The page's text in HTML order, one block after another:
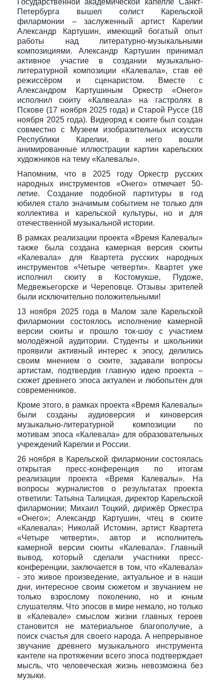
Государственной академической капелле Санкт-
Петербурга вышел солист Карельской
филармонии – заслуженный артист Карелии
Александр Картушин, имеющий богатый опыт
работы над литературно-музыкальными
композициями. Александр Картушин принимал
активное участие в создании музыкально-
литературной композиции «Калевала», став её
режиссёром и сценаристом. Вместе с
Александром Картушиным Оркестр «Онего»
исполнил сюиту «Калвеала» на гастролях в
Пскове (17 ноября 2025 года) и Старой Руссе (18
ноября 2025 года). Видеоряд к сюите был создан
совместно с Музеем изобразительных искусств
Республики Карелии, в него вошли
анимированные иллюстрации картин карельских
художников на тему «Калевалы».
Напомним, что в 2025 году Оркестр русских
народных инструментов «Онего» отмечает 50-
летие. Создание подобной партитуры в год
юбилея стало значимым событием не только для
коллектива и карельской культуры, но и для
отечественной музыкальной истории.
В рамках реализации проекта «Время Калевалы»
также была создана камерная версия сюиты
«Калевала» для Квартета русских народных
инструментов «Четыре четверти». Квартет уже
исполнил сюиту в Костомукше, Пудоже,
Медвежьегорске и Череповце. Отзывы зрителей
были исключительно положительными!
13 ноября 2025 года в Малом зале Карельской
филармонии состоялось исполнение камерной
версии сюиты и прошло ток-шоу с участием
молодёжной аудитории. Студенты и школьники
проявили активный интерес к эпосу, делились
своим мнением о сюите, задавали вопросы
артистам, подтвердив главную идею проекта –
сюжет древнего эпоса актуален и любопытен для
современников.
Кроме этого, в рамках проекта «Время Калевалы»
были созданы аудиоверсия и киноверсия
музыкально-литературной композиции по
мотивам эпоса «Калевала» для образовательных
учреждений Карелии и России.
26 ноября в Карельской филармонии состоялась
открытая пресс-конференция по итогам
реализации проекта «Время Калевалы». На
вопросы журналистов о результатах проекта
ответили: Татьяна Талицкая, директор Карельской
филармонии; Михаил Тоцкий, дирижёр Оркестра
«Онего»; Александр Картушин, чтец в сюите
«Калевала»; Николай Истомин, артист Квартета
«Четыре четверти», автор и исполнитель
камерной версии сюиты «Калевала». Главный
вывод, который сделали участники пресс-
конференции, заключается в том, что «Калевала»
- это живое произведение, актуальное и в наши
дни, интересное своим сюжетом и звучанием не
только взрослому поколению, но и юным
слушателям. Что эпосов в мире немало, но только
в «Калевале» смыслом жизни главных героев
становится не материальное благополучие, а
поиск счастья для своего народа. А непрерывное
звучание древнего музыкального инструмента
кантеле на протяжении всего эпоса подтверждает
мысль, что человеческая жизнь невозможна без
музыки.